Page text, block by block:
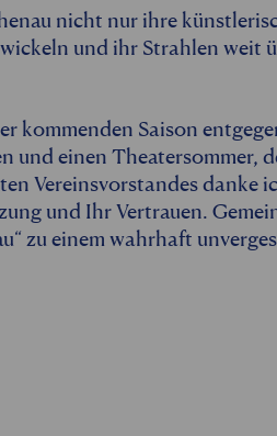
nicht nur ihre
und ihr Strahlen weit
kommenden Saison
und einen Theatersommer,
Vereinsvorstandes danke
und Ihr Vertrauen.
zu einem wahrhaft